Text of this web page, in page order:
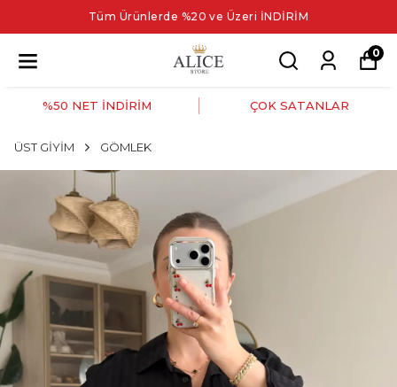
Tüm Ürünlerde %20 ve Üzeri İNDİRİM
0
%50 NET İNDİRİM ÇOK SATANLAR
ÜST GİYİM GÖMLEK